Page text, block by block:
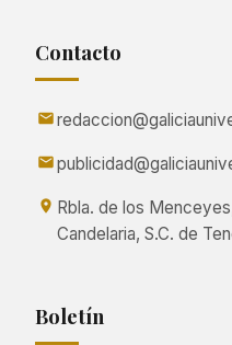
Contacto
Rbla. de los
Candelaria, S.C. de
Boletín